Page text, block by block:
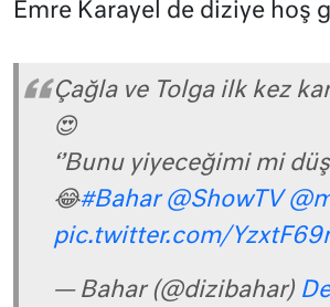
Emre Karayel de diziye hoş
Çağla ve Tolga ilk kez
😍
‘’Bunu yiyeceğimi mi
😂#Bahar @ShowTV
pic.twitter.com/
— Bahar (@dizibahar)